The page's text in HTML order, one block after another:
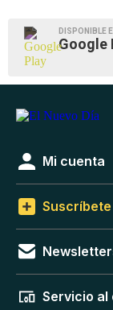
DISPONIBLE
Google
Mi cuenta
Suscríbete
Servicio al